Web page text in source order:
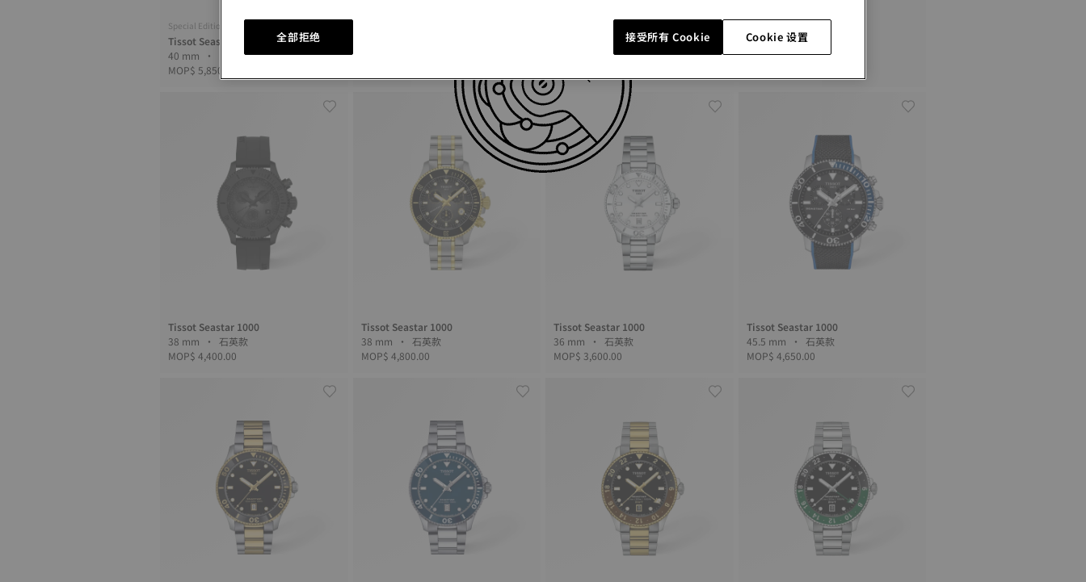
Special Edition
Tissot Seastar Wilson WNBA
40 mm • 自動款
MOP$ 5,850.00
Tissot Seastar 1000
40 mm • 石英款
Tissot Seastar 1000
36 mm • 石英款
Tissot Seastar 1000
38 mm • 石英款
MOP$ 4,400.00
Tissot Seastar 1000
38 mm • 石英款
MOP$ 4,800.00
Tissot Seastar 1000
36 mm • 石英款
MOP$ 3,600.00
Tissot Seastar 1000
45.5 mm • 石英款
MOP$ 4,650.00
Cookie 设置
全部拒绝 接受所有 Cookie